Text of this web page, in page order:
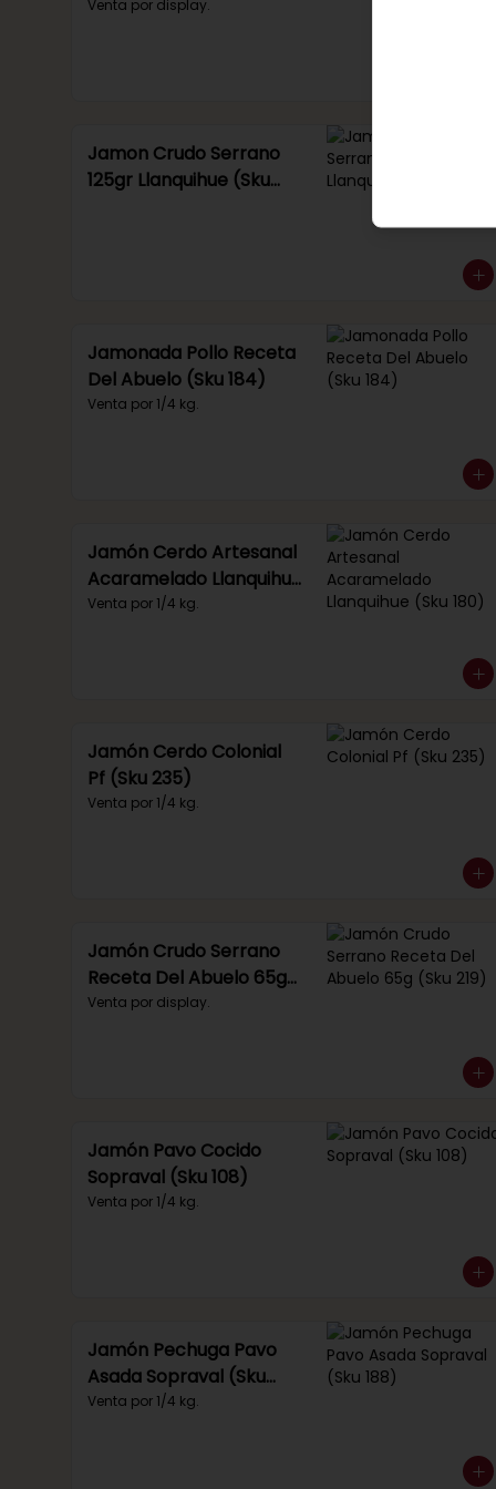
Venta por display.
Jamon Crudo Serrano
125gr Llanquihue (Sku
Jamonada Pollo Receta
Del Abuelo (Sku 184)
Venta por 1/4 kg.
Jamón Cerdo Artesanal
Acaramelado Llanquihue
(Sku 180)
Venta por 1/4 kg.
Jamón Cerdo Colonial
Pf (Sku 235)
Venta por 1/4 kg.
Jamón Crudo Serrano
Receta Del Abuelo 65g
(Sku 219)
Venta por display.
Jamón Pavo Cocido
Sopraval (Sku 108)
Venta por 1/4 kg.
Jamón Pechuga Pavo
Asada Sopraval (Sku
188)
Venta por 1/4 kg.